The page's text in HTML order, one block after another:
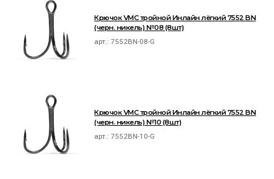
Крючок VMC тройной Инлайн лёгкий 7552 BN
(черн. никель) №08 (8шт)
арт.:7552BN-08-G
Крючок VMC тройной Инлайн лёгкий 7552 BN
(черн. никель) №10 (8шт)
арт.:7552BN-10-G